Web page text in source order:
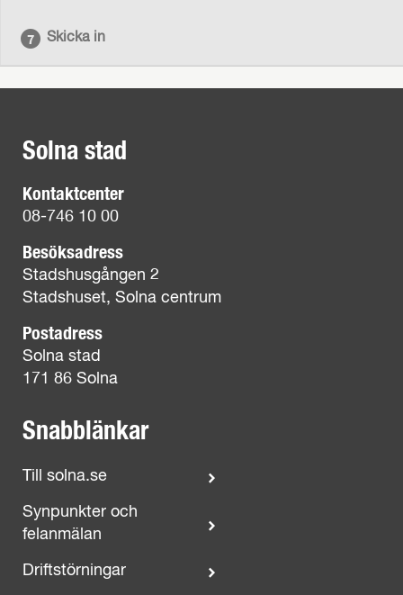
Skicka in
Solna stad
Kontaktcenter
08-746 10 00
Besöksadress
Stadshusgången 2
Stadshuset, Solna centrum
Postadress
Solna stad
171 86 Solna
Snabblänkar
Till solna.se
Synpunkter och
felanmälan
Driftstörningar